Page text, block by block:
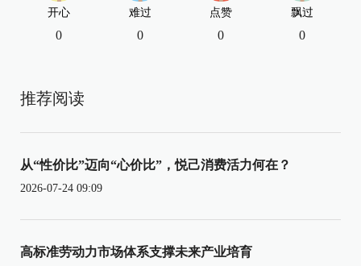
开心
0
难过
0
点赞
0
飘过
0
推荐阅读
从“性价比”迈向“心价比”，悦己消费活力何在？
2026-07-24 09:09
高标准劳动力市场体系支撑未来产业培育